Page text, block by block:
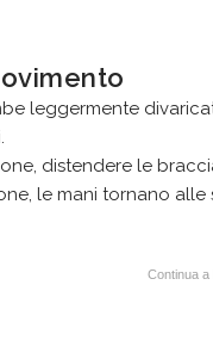
leggermente
distendere le
le mani tornano
Continua a